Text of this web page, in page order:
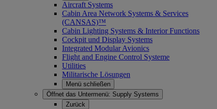
Aircraft Systems
Cabin Area Network Systems & Services
(CANSAS)™
Cabin Lighting Systems & Interior Functions
Cockpit und Display Systems
Integrated Modular Avionics
Flight and Engine Control Systeme
Utilities
Militarische Lösungen
Menü schließen
Öffnet das Untermenü: Supply Systems
Zurück